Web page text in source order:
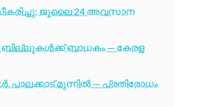
ജൂലൈ 24 അവസാന
ബില്ലുകൾക്ക് ബാധകം — കേരള
പാലക്കാട് മുന്നിൽ — പ്രതിരോധം